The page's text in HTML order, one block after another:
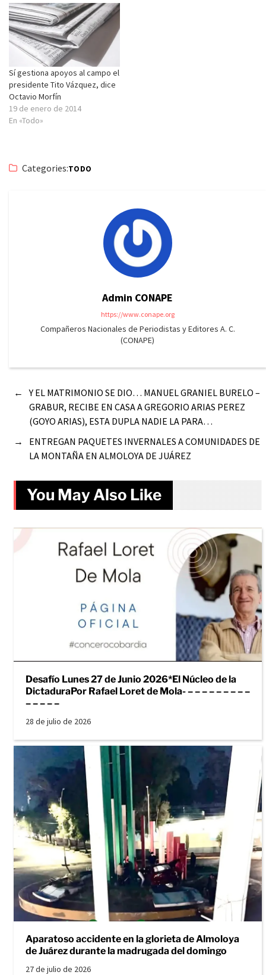
Sí gestiona apoyos al campo el
presidente Tito Vázquez, dice
Octavio Morfín
19 de enero de 2014
En «Todo»
Categories:TODO
Admin CONAPE
https://www.conape.org
Compañeros Nacionales de Periodistas y Editores A. C.
(CONAPE)
←
Y EL MATRIMONIO SE DIO… MANUEL GRANIEL BURELO –
GRABUR, RECIBE EN CASA A GREGORIO ARIAS PEREZ
(GOYO ARIAS), ESTA DUPLA NADIE LA PARA…
→
ENTREGAN PAQUETES INVERNALES A COMUNIDADES DE
LA MONTAÑA EN ALMOLOYA DE JUÁREZ
You May Also Like
Desafío Lunes 27 de Junio 2026*El Núcleo de la
DictaduraPor Rafael Loret de Mola- – – – – – – – – –
– – – – –
28 de julio de 2026
Aparatoso accidente en la glorieta de Almoloya
de Juárez durante la madrugada del domingo
27 de julio de 2026